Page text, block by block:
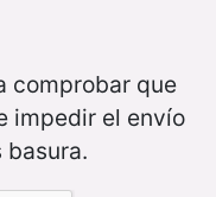
comprobar que
impedir el envío
basura.